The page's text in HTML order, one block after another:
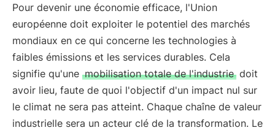
Pour devenir une économie efficace, l'Union
européenne doit exploiter le potentiel des marchés
mondiaux en ce qui concerne les technologies à
faibles émissions et les services durables. Cela
signifie qu'une mobilisation totale de l'industrie doit
avoir lieu, faute de quoi l'objectif d'un impact nul sur
le climat ne sera pas atteint. Chaque chaîne de valeur
industrielle sera un acteur clé de la transformation. Le